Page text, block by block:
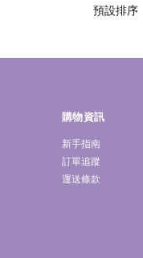
購物資訊
新手指南
訂單追蹤
運送條款